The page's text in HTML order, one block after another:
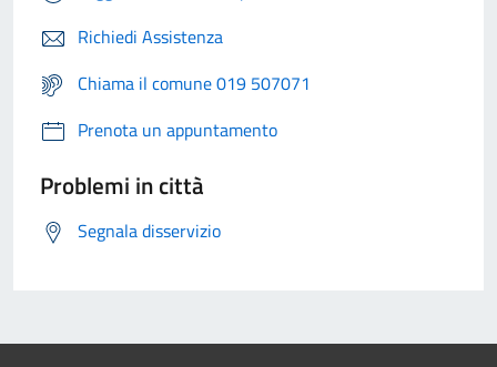
Richiedi Assistenza
Chiama il comune 019 507071
Prenota un appuntamento
Problemi in città
Segnala disservizio